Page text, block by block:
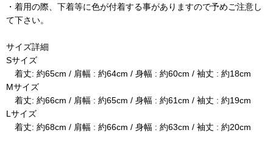
・着用の際、下着等に色が付着する事がありますので予めご注意し
て下さい。
サイズ詳細
Sサイズ
着丈: 約65cm / 肩幅 : 約64cm / 身幅 : 約60cm / 袖丈 : 約18cm
Mサイズ
着丈: 約66cm / 肩幅 : 約65cm / 身幅 : 約61cm / 袖丈 : 約19cm
Lサイズ
着丈: 約68cm / 肩幅 : 約66cm / 身幅 : 約63cm / 袖丈 : 約20cm